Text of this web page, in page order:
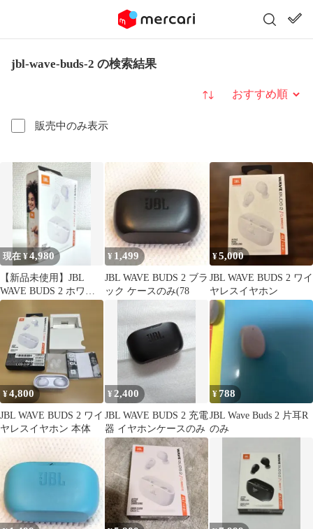
jbl-wave-buds-2 の検索結果
販売中のみ表示
並び替え
現在 ¥4,980
【新品未使用】JBL
WAVE BUDS 2 ホワイ
ト ※本体未開封、箱開
封済み
¥ 1,499
JBL WAVE BUDS 2 ブラ
ック ケースのみ(78
¥5,000
JBL WAVE BUDS 2 ワイ
ヤレスイヤホン
¥4,800
JBL WAVE BUDS 2 ワイ
ヤレスイヤホン 本体
¥ 2,400
JBL WAVE BUDS 2 充電
器 イヤホンケースのみ
¥788
JBL Wave Buds 2 片耳R
のみ